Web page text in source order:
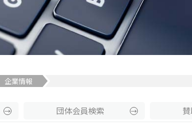
企業情報
団体会員検索